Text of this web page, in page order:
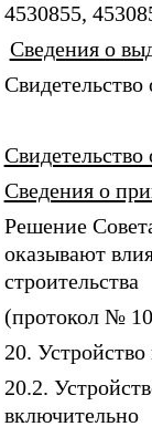
4530855,
Сведения о
Свидетельство
Сведения о
Решение
оказывают
строительства
(протокол №
20.
20.2.
включительно